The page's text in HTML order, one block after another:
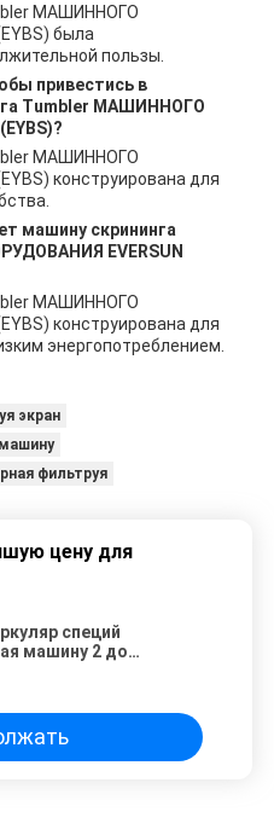
МАШИННОГО
была
пользы.
привестись в
Tumbler МАШИННОГО
МАШИННОГО
конструирована для
машину скрининга
EVERSUN
МАШИННОГО
конструирована для
энергопотреблением.
экран
фильтруя
цену для
специй
машину 2 до